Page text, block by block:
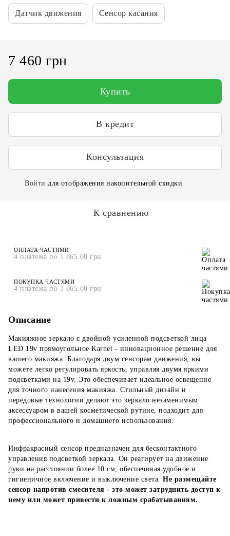
Датчик движения Сенсор касания
7 460 грн
Купить
В кредит
Консультация
Войти для отображения накопительной скидки
К сравнению
ОПЛАТА ЧАСТЯМИ
4 платежа по 1 865.00 грн
ПОКУПКА ЧАСТЯМИ
4 платежа по 1 865.00 грн
Описание
Макияжное зеркало с двойной усиленной подсветкой лица
LED 19v прямоугольное Karnet - инновационное решение для
вашего макияжа. Благодаря двум сенсорам движения, вы
можете легко регулировать яркость, управляя двумя яркими
подсветками на 19v. Это обеспечивает идеальное освещение
для точного нанесения макияжа. Стильный дизайн и
передовые технологии делают это зеркало незаменимым
аксессуаром в вашей косметической рутине, подходит для
профессионального и домашнего использования.
Инфракрасный сенсор предназначен для бесконтактного
управления подсветкой зеркала. Он реагирует на движение
руки на расстоянии более 10 см, обеспечивая удобное и
гигиеничное включение и выключение света. Не размещайте
сенсор напротив смесителя - это может затруднить доступ к
нему или может привести к ложным срабатываниям.